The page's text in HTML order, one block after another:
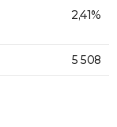
2,41%
5 508